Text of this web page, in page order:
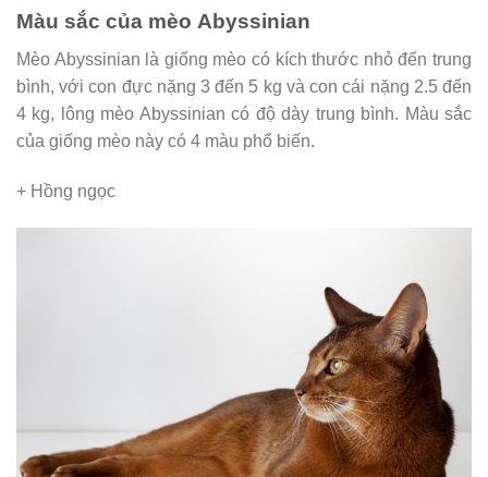
Màu sắc của mèo Abyssinian
Mèo Abyssinian là giống mèo có kích thước nhỏ đến trung
bình, với con đực nặng 3 đến 5 kg và con cái nặng 2.5 đến
4 kg, lông mèo Abyssinian có độ dày trung bình. Màu sắc
của giống mèo này có 4 màu phổ biến.
+ Hồng ngọc